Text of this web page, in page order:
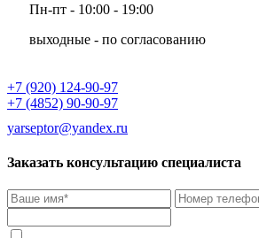
Пн-пт - 10:00 - 19:00
выходные - по согласованию
+7 (920) 124-90-97
+7 (4852) 90-90-97
yarseptor@yandex.ru
Заказать консультацию специалиста